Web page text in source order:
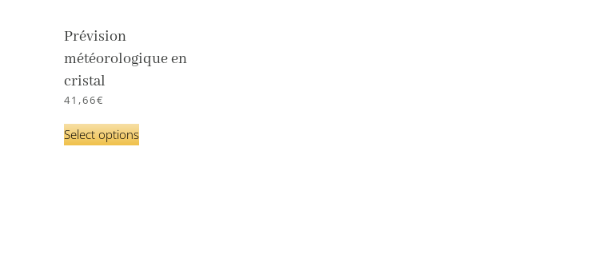
Prévision
météorologique en
cristal
41,66€
Select options